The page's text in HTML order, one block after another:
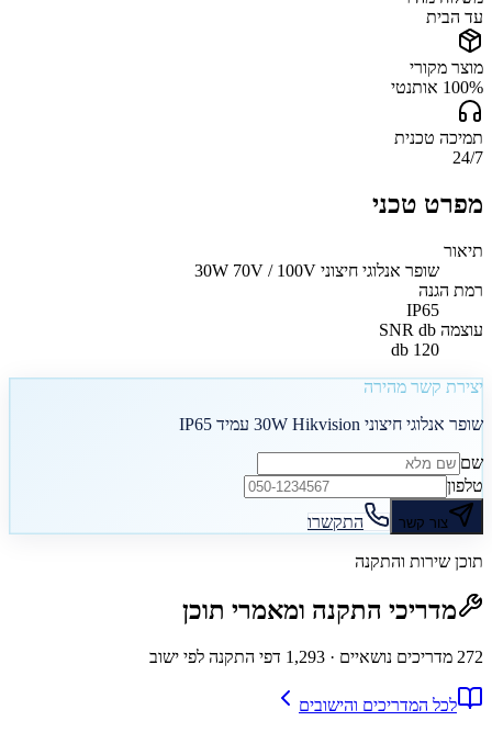
עד הבית
מוצר מקורי
100% אותנטי
תמיכה טכנית
24/7
מפרט טכני
תיאור
שופר אנלוגי חיצוני 30W 70V / 100V
רמת הגנה
IP65
עוצמה SNR db
120 db
יצירת קשר מהירה
שופר אנלוגי חיצוני 30W Hikvision עמיד IP65
שם
טלפון
צור קשר התקשרו
תוכן שירות והתקנה
מדריכי התקנה ומאמרי תוכן
272 מדריכים נושאיים · 1,293 דפי התקנה לפי ישוב
לכל המדריכים והישובים